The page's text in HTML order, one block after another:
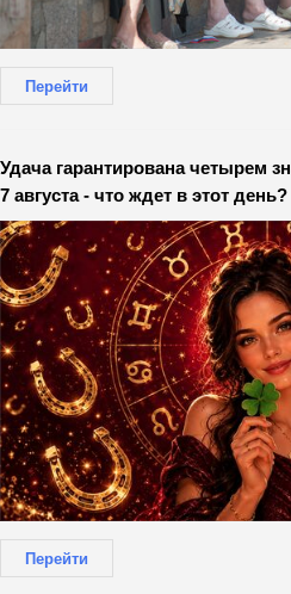
Перейти
Удача гарантирована четырем
7 августа - что ждет в этот день?
Перейти